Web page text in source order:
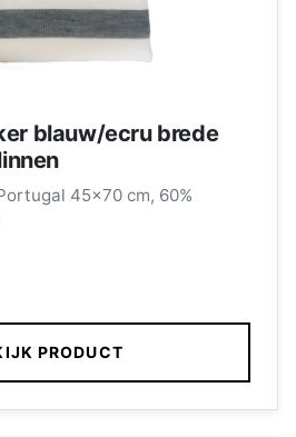
ecru brede
45x70 cm, 60%
PRODUCT